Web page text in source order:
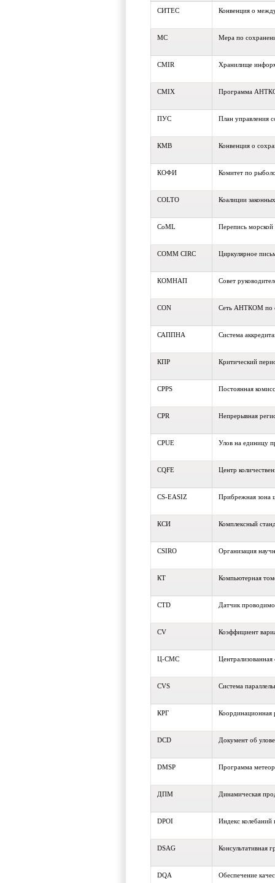
СИТЕС Конвенция о
МС Мера по
CMIR Хранилище
CMIX Программа
ПУС План управления
КМВ Конвенция о
КОФИ Комитет по
COLTO Коалиции
CoML Перепись
COMM CIRC Циркулярное
КОМНАП Совет
CON Сеть АНТКОМ по
САППНА Система
КПР Критический
CPPS Постоянная
CPR Непрерывная
CPUE Улов на единицу
CQFE Центр
CS-EASIZ Прибрежная зона
КСИ Комплексный
CSIRO Организация
КТ Компьютерная
CTD Датчик
CV Коэффициент
Ц-СМС
CVS Система
КРГ Координационная
DCD Документ об улове
DMSP Программа
ДПМ Динамическая
DPOI Индекс колебаний
DSAG Консультативная
DQA Обеспечение